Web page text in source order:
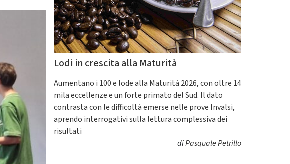
Lodi in crescita alla Maturità
Aumentano i 100 e lode alla Maturità 2026, con oltre 14
mila eccellenze e un forte primato del Sud. Il dato
contrasta con le difficoltà emerse nelle prove Invalsi,
aprendo interrogativi sulla lettura complessiva dei
risultati
diPasquale Petrillo